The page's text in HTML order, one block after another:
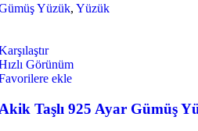
Yüzük, Yüzük
Görünüm
ekle
Taşlı 925 Ayar Gümüş